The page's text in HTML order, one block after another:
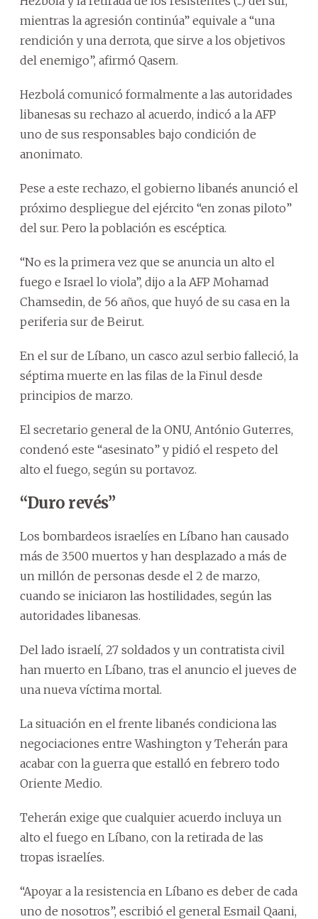
mientras la agresión continúa” equivale a “una
rendición y una derrota, que sirve a los objetivos
del enemigo”, afirmó Qasem.
Hezbolá comunicó formalmente a las autoridades
libanesas su rechazo al acuerdo, indicó a la AFP
uno de sus responsables bajo condición de
anonimato.
Pese a este rechazo, el gobierno libanés anunció el
próximo despliegue del ejército “en zonas piloto”
del sur. Pero la población es escéptica.
“No es la primera vez que se anuncia un alto el
fuego e Israel lo viola”, dijo a la AFP Mohamad
Chamsedin, de 56 años, que huyó de su casa en la
periferia sur de Beirut.
En el sur de Líbano, un casco azul serbio falleció, la
séptima muerte en las filas de la Finul desde
principios de marzo.
El secretario general de la ONU, António Guterres,
condenó este “asesinato” y pidió el respeto del
alto el fuego, según su portavoz.
“Duro revés”
Los bombardeos israelíes en Líbano han causado
más de 3.500 muertos y han desplazado a más de
un millón de personas desde el 2 de marzo,
cuando se iniciaron las hostilidades, según las
autoridades libanesas.
Del lado israelí, 27 soldados y un contratista civil
han muerto en Líbano, tras el anuncio el jueves de
una nueva víctima mortal.
La situación en el frente libanés condiciona las
negociaciones entre Washington y Teherán para
acabar con la guerra que estalló en febrero todo
Oriente Medio.
Teherán exige que cualquier acuerdo incluya un
alto el fuego en Líbano, con la retirada de las
tropas israelíes.
“Apoyar a la resistencia en Líbano es deber de cada
uno de nosotros”, escribió el general Esmail Qaani,